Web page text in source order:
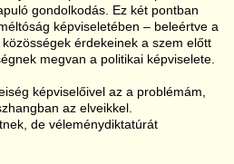
gondolkodás. Ez két pontban
képviseletében – beleértve a
érdekeinek a szem előtt
megvan a politikai képviselete.
képviselőivel az a problémám,
az elveikkel.
de véleménydiktatúrát